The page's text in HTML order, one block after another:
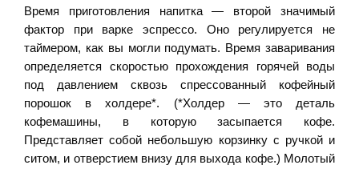
Время приготовления напитка — второй значимый
фактор при варке эспрессо. Оно регулируется не
таймером, как вы могли подумать. Время заваривания
определяется скоростью прохождения горячей воды
под давлением сквозь спрессованный кофейный
порошок в холдере*. (*Холдер — это деталь
кофемашины, в которую засыпается кофе.
Представляет собой небольшую корзинку с ручкой и
ситом, и отверстием внизу для выхода кофе.) Молотый